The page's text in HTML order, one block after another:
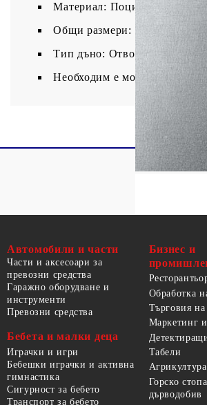
Материал: Поцинкована
Общи размери: 80 x 40 x 40
Тип дъно: Отворено дъно
Необходим е монтаж
Автомобили и части
Части и аксесоари за
превозни средства
Гаражно оборудване и
инструменти
Превозни средства
Бебета и малки деца
Играчки и игри
Бебешки играчки и активна
гимнастика
Сигурност за бебето
Транспорт за бебето
Бизнес и
Обработка
Търговия
Маркетинг
Табели
Агрикултура
Горско
дърводобив